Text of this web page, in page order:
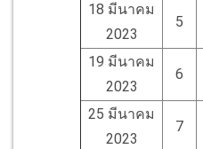
18 มีนาคม
2023
5
19 มีนาคม
2023
6
25 มีนาคม
2023
7